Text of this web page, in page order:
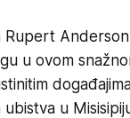
Rupert
u ovom
ubistva u